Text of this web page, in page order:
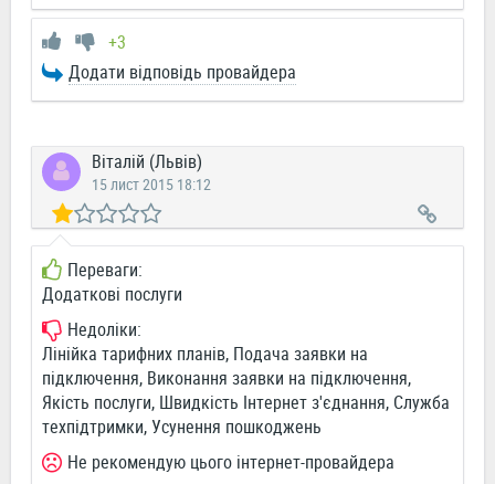
+3
Додати відповідь провайдера
Віталій (Львів)
15 лист 2015 18:12
Переваги:
Додаткові послуги
Недоліки:
Лінійка тарифних планів, Подача заявки на
підключення, Виконання заявки на підключення,
Якість послуги, Швидкість Інтернет з'єднання, Служба
техпідтримки, Усунення пошкоджень
Не рекомендую цього інтернет-провайдера